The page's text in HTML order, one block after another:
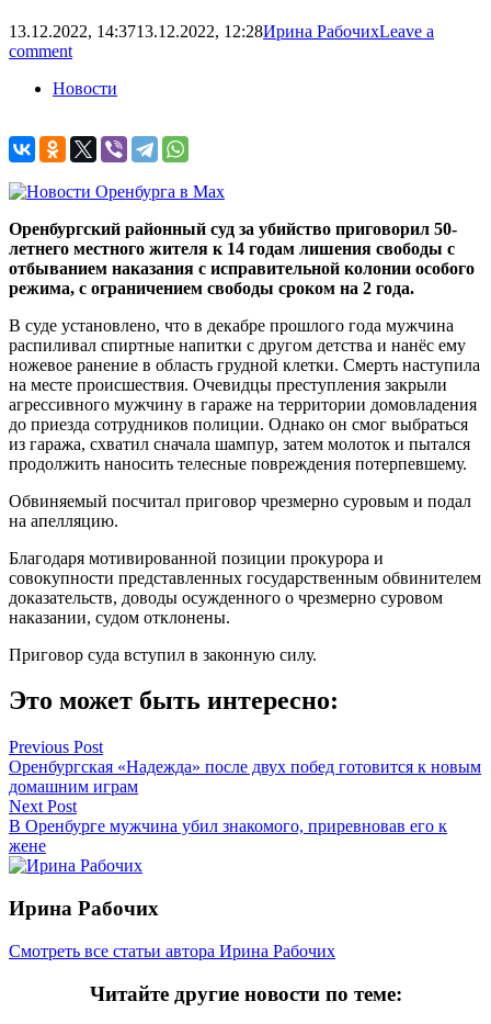
13.12.2022, 14:3713.12.2022, 12:28Ирина РабочихLeave a
comment
Новости
Оренбургский районный суд за убийство приговорил 50-
летнего местного жителя к 14 годам лишения свободы с
отбыванием наказания с исправительной колонии особого
режима, с ограничением свободы сроком на 2 года.
В суде установлено, что в декабре прошлого года мужчина
распиливал спиртные напитки с другом детства и нанёс ему
ножевое ранение в область грудной клетки. Смерть наступила
на месте происшествия. Очевидцы преступления закрыли
агрессивного мужчину в гараже на территории домовладения
до приезда сотрудников полиции. Однако он смог выбраться
из гаража, схватил сначала шампур, затем молоток и пытался
продолжить наносить телесные повреждения потерпевшему.
Обвиняемый посчитал приговор чрезмерно суровым и подал
на апелляцию.
Благодаря мотивированной позиции прокурора и
совокупности представленных государственным обвинителем
доказательств, доводы осужденного о чрезмерно суровом
наказании, судом отклонены.
Приговор суда вступил в законную силу.
Это может быть интересно:
Навигация
по
записям
Previous Post
Оренбургская «Надежда» после двух побед готовится к новым
домашним играм
Next Post
В Оренбурге мужчина убил знакомого, приревновав его к
жене
Ирина Рабочих
Смотреть все статьи автора Ирина Рабочих
Читайте другие новости по теме: